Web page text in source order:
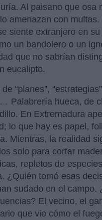
Al paisano que osa
amenazan con multas.
siente extranjero en su
un bandolero o un
que no sabrían
eucalipto.
“planes”,
Palabrería hueca, de
En Extremadura
lo que hay es papel,
Mientras, la realidad
solo para cortar
repletos de
¿Quién tomó esas
sudado en el campo.
El vecino, el
que vio cómo el